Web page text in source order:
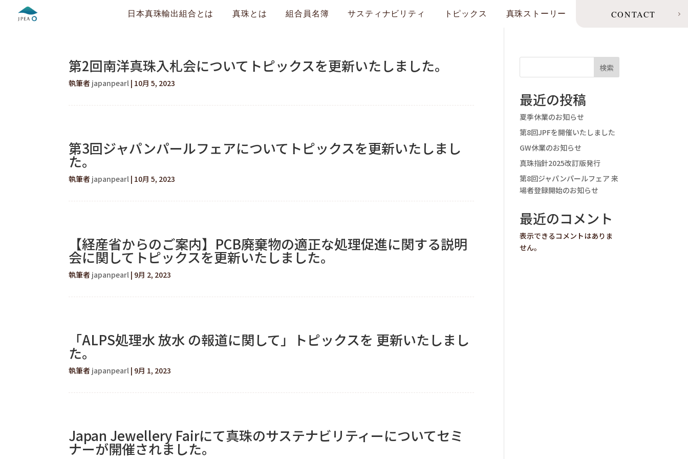
日本真珠輸出組合とは 真珠とは 組合員名簿 サスティナビリティ トピックス 真珠ストーリー CONTACT
第2回南洋真珠入札会についてトピックスを更新いたしました。
執筆者 japanpearl | 10月 5, 2023
第3回ジャパンパールフェアについてトピックスを更新いたしまし
た。
執筆者 japanpearl | 10月 5, 2023
【経産省からのご案内】PCB廃棄物の適正な処理促進に関する説明
会に関してトピックスを更新いたしました。
執筆者 japanpearl | 9月 2, 2023
「ALPS処理水 放水 の報道に関して」トピックスを 更新いたしまし
た。
執筆者 japanpearl | 9月 1, 2023
Japan Jewellery Fairにて真珠のサステナビリティーについてセミ
ナーが開催されました。
検索
最近の投稿
夏季休業のお知らせ
第8回JPFを開催いたしました
GW休業のお知らせ
真珠指針2025改訂版発行
第8回ジャパンパールフェア 来
場者登録開始のお知らせ
最近のコメント
表示できるコメントはありま
せん。